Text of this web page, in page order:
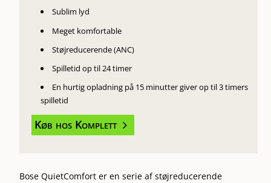
Sublim lyd
Meget komfortable
Støjreducerende (ANC)
Spilletid op til 24 timer
En hurtig opladning på 15 minutter giver op til 3 timers
spilletid
Køb hos Komplett5
Bose QuietComfort er en serie af støjreducerende